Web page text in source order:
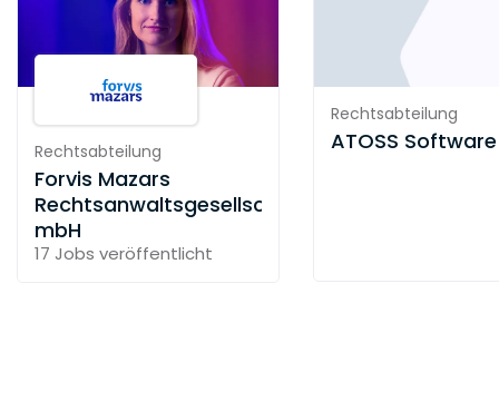
Rechtsabteilung
Forvis Mazars
Rechtsanwaltsgesellschaft
mbH
17 Jobs veröffentlicht
Rechtsabteilung
ATOSS